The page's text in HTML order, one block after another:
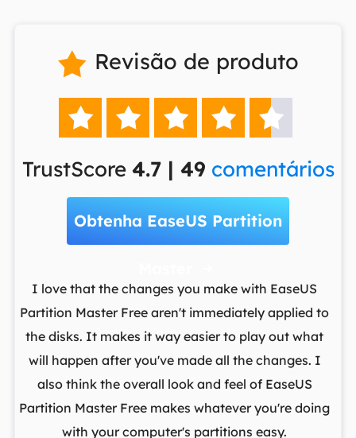
 Revisão de produto
    
TrustScore 4.7 | 49 comentários
Obtenha EaseUS Partition
I love that the changes you make with EaseUS
Partition Master Free aren't immediately applied to
the disks. It makes it way easier to play out what
will happen after you've made all the changes. I
also think the overall look and feel of EaseUS
Partition Master Free makes whatever you're doing
with your computer's partitions easy.